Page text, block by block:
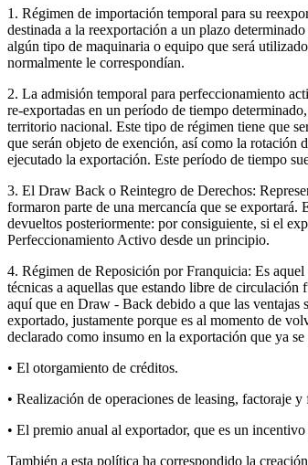
1. Régimen de importación temporal para su
destinada a la reexportación a un plazo
algún tipo de maquinaria o equipo que será
normalmente le correspondían.
2. La admisión temporal para perfeccionamiento
re-exportadas en un período de tiempo
territorio nacional. Este tipo de régimen tiene que
que serán objeto de exención, así como la rotación
ejecutado la exportación. Este período de tiempo
3. El Draw Back o Reintegro de Derechos:
formaron parte de una mercancía que se exportará.
devueltos posteriormente: por consiguiente, si el
Perfeccionamiento Activo desde un principio.
4. Régimen de Reposición por Franquicia: Es
técnicas a aquellas que estando libre de
aquí que en Draw - Back debido a que las ventajas
exportado, justamente porque es al momento de
declarado como insumo en la exportación que ya se
• El otorgamiento de créditos.
• Realización de operaciones de leasing, factoraje
• El premio anual al exportador, que es un
También a esta política ha correspondido la